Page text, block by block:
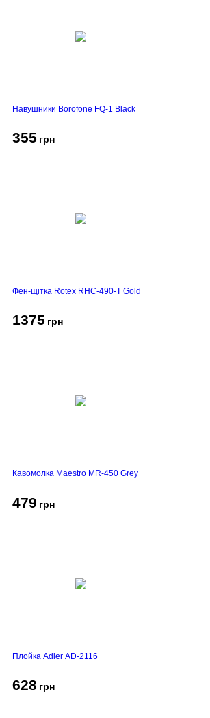
Навушники Borofone FQ-1 Black
355 грн
Фен-щітка Rotex RHC-490-T Gold
1375 грн
Кавомолка Maestro MR-450 Grey
479 грн
Плойка Adler AD-2116
628 грн